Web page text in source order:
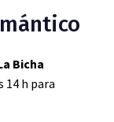
Bicha
14 h para